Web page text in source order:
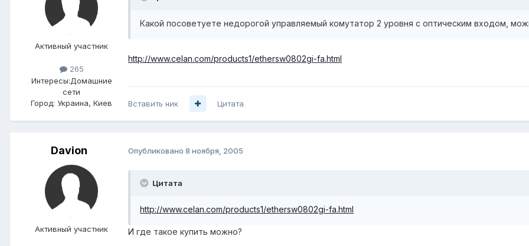
Активный участник
265
Интересы:Домашние
сети
Город: Украина, Киев
Какой посоветуете недорогой управляемый комутатор 2 уровня с оптическим входом,
http://www.celan.com/products1/ethersw0802gi-fa.html
Вставить ник Цитата
Davion
Активный участник
Опубликовано 8 ноября, 2005
Цитата
http://www.celan.com/products1/ethersw0802gi-fa.html
И где такое купить можно?